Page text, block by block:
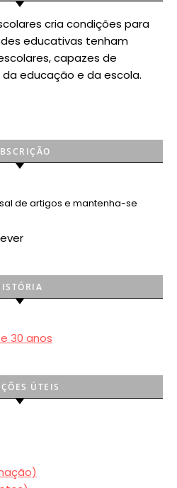
cria condições para
educativas tenham
capazes de
educação e da escola.
de artigos e mantenha-se
30 anos
ÚTEIS